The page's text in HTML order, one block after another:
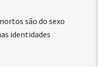
são do sexo
identidades